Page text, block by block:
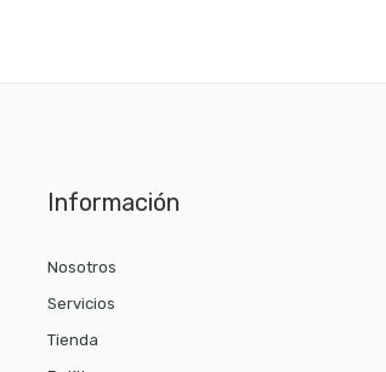
Información
Nosotros
Servicios
Tienda